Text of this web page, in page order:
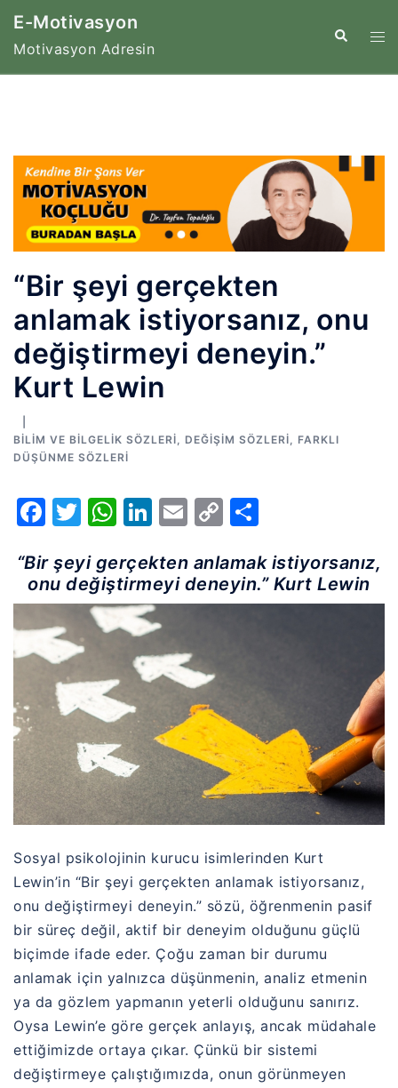
İçeriğe
E-Motivasyon
Motivasyon Adresin
Search
“Bir şeyi gerçekten
anlamak istiyorsanız, onu
değiştirmeyi deneyin.”
Kurt Lewin
BILIM VE BILGELIK SÖZLERI DEĞIŞIM SÖZLERI
FARKLI
DÜŞÜNME SÖZLERI
Facebook
Twitter
WhatsApp
LinkedIn
Email
Copy
“Bir şeyi gerçekten anlamak istiyorsanız,
onu değiştirmeyi deneyin.” Kurt Lewin
Sosyal psikolojinin kurucu isimlerinden Kurt
Lewin’in “Bir şeyi gerçekten anlamak istiyorsanız,
onu değiştirmeyi deneyin.” sözü, öğrenmenin pasif
bir süreç değil, aktif bir deneyim olduğunu güçlü
biçimde ifade eder. Çoğu zaman bir durumu
anlamak için yalnızca düşünmenin, analiz etmenin
ya da gözlem yapmanın yeterli olduğunu sanırız.
Oysa Lewin’e göre gerçek anlayış, ancak müdahale
ettiğimizde ortaya çıkar. Çünkü bir sistemi
değiştirmeye çalıştığımızda, onun görünmeyen